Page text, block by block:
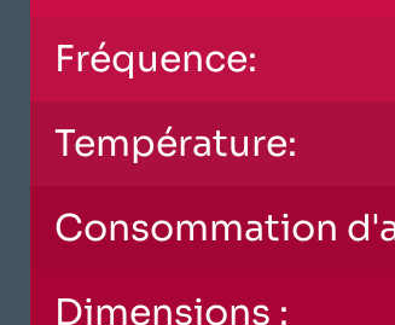
Fréquence:
Température:
Consommation
Dimensions :